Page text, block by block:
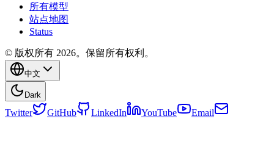
所有模型
站点地图
Status
© 版权所有 2026。保留所有权利。
中文
Dark
Twitter GitHub LinkedIn YouTube Email